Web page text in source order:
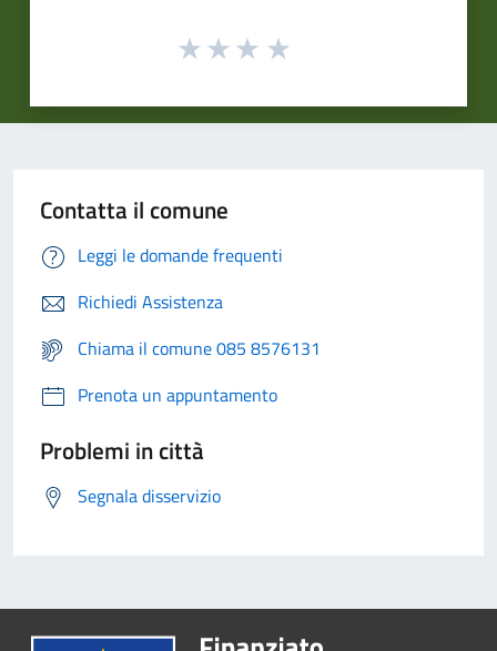
Contatta il comune
Leggi le domande frequenti
Richiedi Assistenza
Chiama il comune 085 8576131
Prenota un appuntamento
Problemi in città
Segnala disservizio